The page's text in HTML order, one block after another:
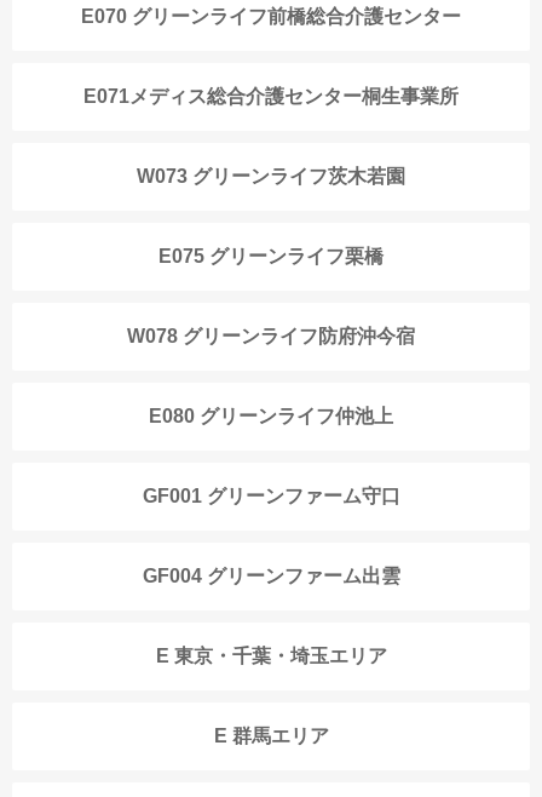
E070 グリーンライフ前橋総合介護センター
E071メディス総合介護センター桐生事業所
W073 グリーンライフ茨木若園
E075 グリーンライフ栗橋
W078 グリーンライフ防府沖今宿
E080 グリーンライフ仲池上
GF001 グリーンファーム守口
GF004 グリーンファーム出雲
E 東京・千葉・埼玉エリア
E 群馬エリア